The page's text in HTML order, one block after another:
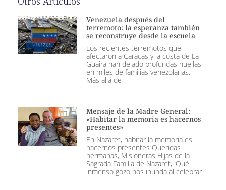
Venezuela después del
terremoto: la esperanza también
se reconstruye desde la escuela
Los recientes terremotos que
afectaron a Caracas y la costa de La
Guaira han dejado profundas huellas
en miles de familias venezolanas.
Más allá de
Mensaje de la Madre General:
«Habitar la memoria es hacernos
presentes»
En Nazaret, habitar la memoria es
hacernos presentes Queridas
hermanas, Misioneras Hijas de la
Sagrada Familia de Nazaret, ¡Qué
inmenso gozo nos inunda al celebrar